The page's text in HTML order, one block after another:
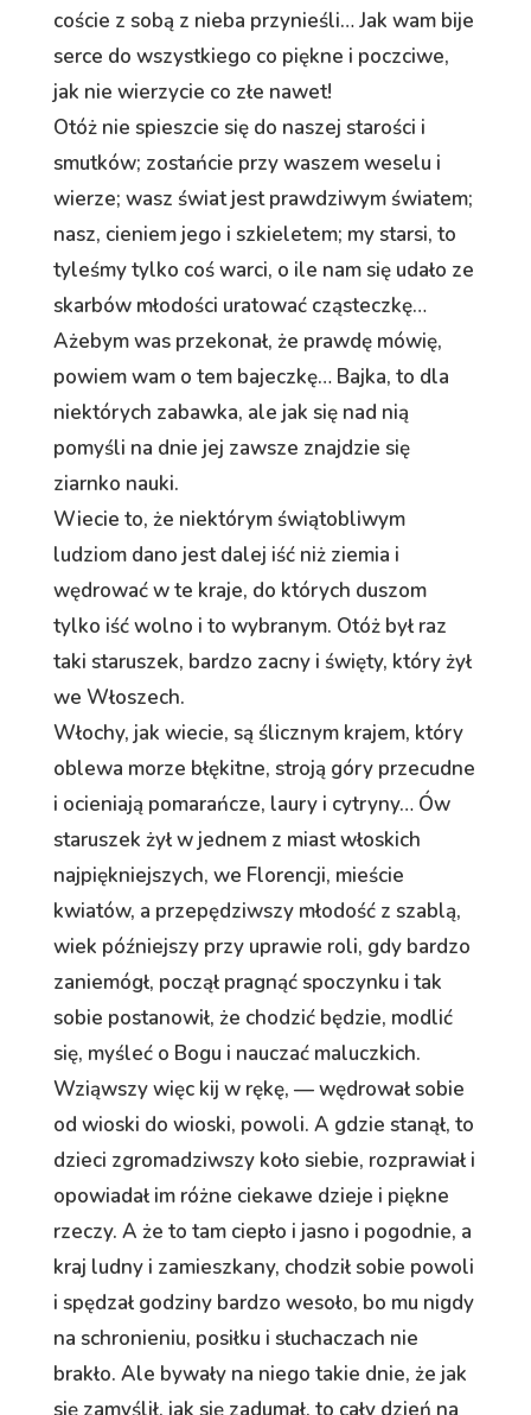
coście z sobą z nieba przynieśli… Jak wam bije
serce do wszystkiego co piękne i poczciwe,
jak nie wierzycie co złe nawet!
Otóż nie spieszcie się do naszej starości i
smutków; zostańcie przy waszem weselu i
wierze; wasz świat jest prawdziwym światem;
nasz, cieniem jego i szkieletem; my starsi, to
tyleśmy tylko coś warci, o ile nam się udało ze
skarbów młodości uratować cząsteczkę…
Ażebym was przekonał, że prawdę mówię,
powiem wam o tem bajeczkę… Bajka, to dla
niektórych zabawka, ale jak się nad nią
pomyśli na dnie jej zawsze znajdzie się
ziarnko nauki.
Wiecie to, że niektórym świątobliwym
ludziom dano jest dalej iść niż ziemia i
wędrować w te kraje, do których duszom
tylko iść wolno i to wybranym. Otóż był raz
taki staruszek, bardzo zacny i święty, który żył
we Włoszech.
Włochy, jak wiecie, są ślicznym krajem, który
oblewa morze błękitne, stroją góry przecudne
i ocieniają pomarańcze, laury i cytryny… Ów
staruszek żył w jednem z miast włoskich
najpiękniejszych, we Florencji, mieście
kwiatów, a przepędziwszy młodość z szablą,
wiek późniejszy przy uprawie roli, gdy bardzo
zaniemógł, począł pragnąć spoczynku i tak
sobie postanowił, że chodzić będzie, modlić
się, myśleć o Bogu i nauczać maluczkich.
Wziąwszy więc kij w rękę, — wędrował sobie
od wioski do wioski, powoli. A gdzie stanął, to
dzieci zgromadziwszy koło siebie, rozprawiał i
opowiadał im różne ciekawe dzieje i piękne
rzeczy. A że to tam ciepło i jasno i pogodnie, a
kraj ludny i zamieszkany, chodził sobie powoli
i spędzał godziny bardzo wesoło, bo mu nigdy
na schronieniu, posiłku i słuchaczach nie
brakło. Ale bywały na niego takie dnie, że jak
się zamyślił, jak się zadumał, to cały dzień na